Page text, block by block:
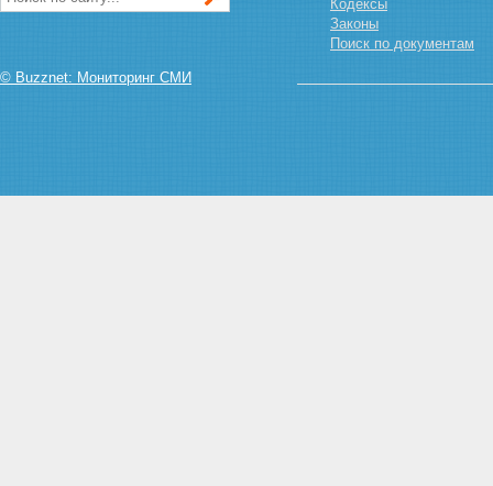
© Buzznet: Мониторинг СМИ
Кодексы
Законы
Поиск по документам